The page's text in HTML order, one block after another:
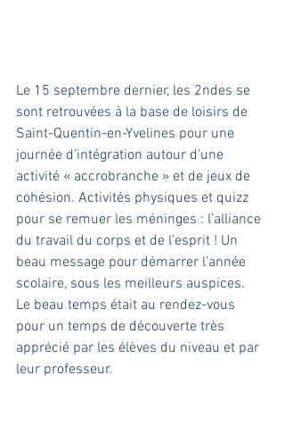
Le 15 septembre dernier, les 2ndes se
sont retrouvées à la base de loisirs de
Saint-Quentin-en-Yvelines pour une
journée d’intégration autour d’une
activité « accrobranche » et de jeux de
cohésion. Activités physiques et quizz
pour se remuer les méninges : l’alliance
du travail du corps et de l’esprit ! Un
beau message pour démarrer l’année
scolaire, sous les meilleurs auspices.
Le beau temps était au rendez-vous
pour un temps de découverte très
apprécié par les élèves du niveau et par
leur professeur.